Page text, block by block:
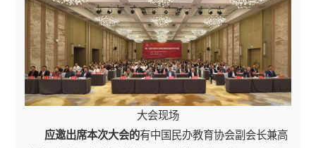
大会现场
应邀出席本次大会的有中国民办教育协会副会长兼高